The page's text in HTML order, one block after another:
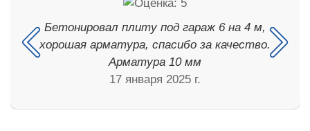
Бетонировал плиту под гараж 6 на 4 м,
хорошая арматура, спасибо за качество.
Арматура 10 мм
17 января 2025 г.